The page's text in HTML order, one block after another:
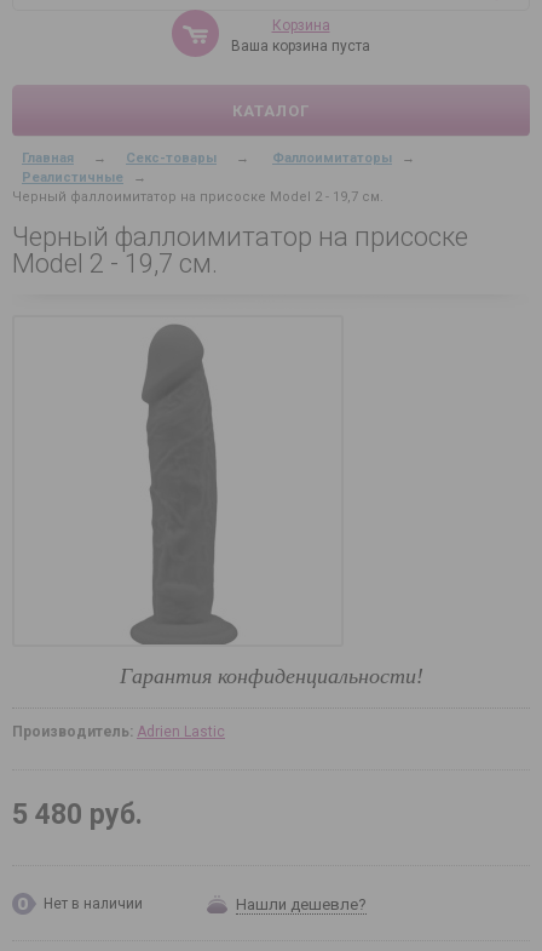
Корзина
Ваша корзина пуста
КАТАЛОГ
Главная → Секс-товары → Фаллоимитаторы
→
Реалистичные
→
Черный фаллоимитатор на присоске Model 2 - 19,7 см.
Черный фаллоимитатор на присоске
Model 2 - 19,7 см.
Гарантия конфиденциальности!
Производитель: Adrien Lastic
5 480 руб.
Нет в наличии Нашли дешевле?